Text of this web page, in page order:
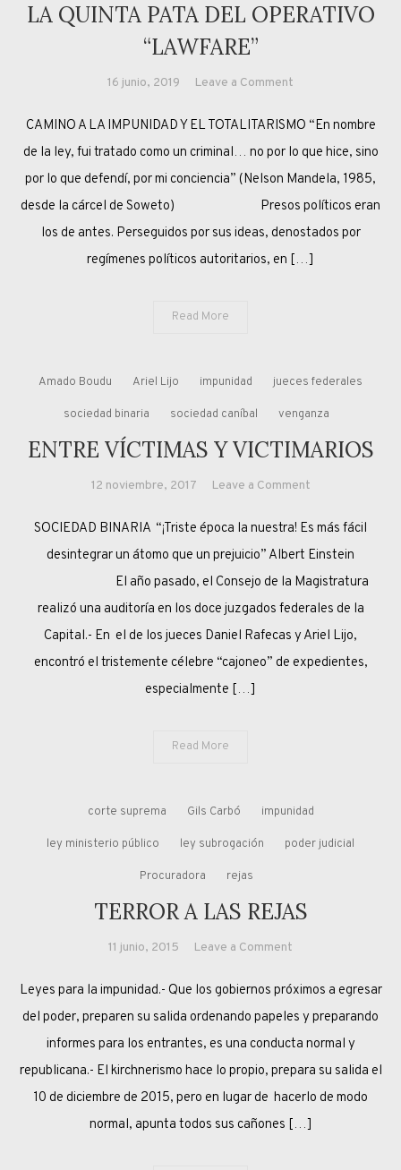
LA QUINTA PATA DEL OPERATIVO
“LAWFARE”
16 junio, 2019 Leave a Comment
QUINTA
PATA
DEL
“LAWFARE”
CAMINO A LA IMPUNIDAD Y EL TOTALITARISMO “En nombre
de la ley, fui tratado como un criminal… no por lo que hice, sino
por lo que defendí, por mi conciencia” (Nelson Mandela, 1985,
desde la cárcel de Soweto) Presos políticos eran
los de antes. Perseguidos por sus ideas, denostados por
regímenes políticos autoritarios, en […]
Read More
Amado Boudu Ariel Lijo impunidad jueces federales
sociedad binaria sociedad caníbal venganza
ENTRE VÍCTIMAS Y VICTIMARIOS
12 noviembre, 2017 Leave a Commenton
VÍCTIMAS
Y
VICTIMARIOS
SOCIEDAD BINARIA “¡Triste época la nuestra! Es más fácil
desintegrar un átomo que un prejuicio” Albert Einstein
El año pasado, el Consejo de la Magistratura
realizó una auditoría en los doce juzgados federales de la
Capital.- En el de los jueces Daniel Rafecas y Ariel Lijo,
encontró el tristemente célebre “cajoneo” de expedientes,
especialmente […]
Read More
corte suprema Gils Carbó impunidad
ley ministerio público ley subrogación poder judicial
Procuradora rejas
TERROR A LAS REJAS
11 junio, 2015 Leave a Comment
A
LAS
REJAS
Leyes para la impunidad.- Que los gobiernos próximos a egresar
del poder, preparen su salida ordenando papeles y preparando
informes para los entrantes, es una conducta normal y
republicana.- El kirchnerismo hace lo propio, prepara su salida el
10 de diciembre de 2015, pero en lugar de hacerlo de modo
normal, apunta todos sus cañones […]